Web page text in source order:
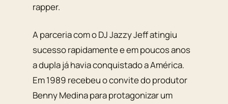
rapper.
A parceria com o DJ Jazzy Jeff atingiu
sucesso rapidamente e em poucos anos
a dupla já havia conquistado a América.
Em 1989 recebeu o convite do produtor
Benny Medina para protagonizar um